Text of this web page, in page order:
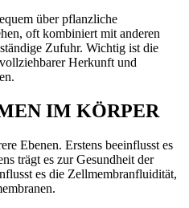
über pflanzliche
oft kombiniert mit anderen
Zufuhr. Wichtig ist die
Herkunft und
IM KÖRPER
Ebenen. Erstens beeinflusst es
trägt es zur Gesundheit der
es die Zellmembranfluidität,